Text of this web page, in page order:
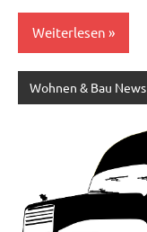
Weiterlesen
Wohnen & Bau News